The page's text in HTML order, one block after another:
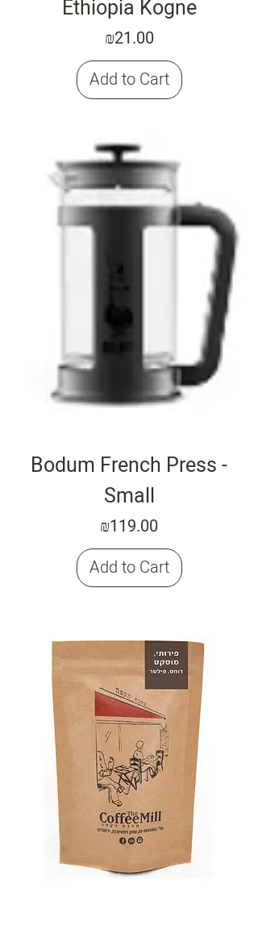
Ethiopia Kogne
Price
₪21.00
Add to Cart
Bodum French Press -
Small
Price
₪119.00
Add to Cart